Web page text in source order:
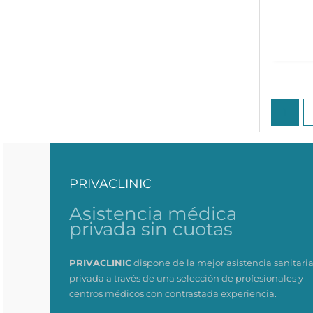
PRIVACLINIC
Asistencia médica
privada sin cuotas
PRIVACLINICdispone de la mejor asistencia sanitaria
privada a través de una selección de profesionales y
centros médicos con contrastada experiencia.